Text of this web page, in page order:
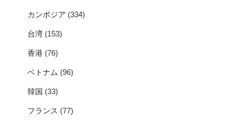
カンボジア (334)
台湾 (153)
香港 (76)
ベトナム (96)
韓国 (33)
フランス (77)